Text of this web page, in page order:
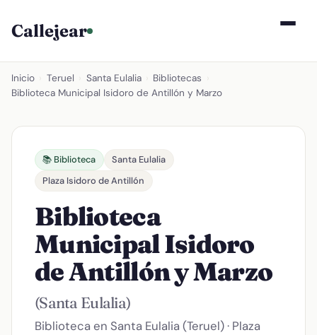
Callejear
Inicio Teruel Santa Eulalia Bibliotecas
Biblioteca Municipal Isidoro de Antillón y Marzo
📚 Biblioteca
Santa Eulalia
Plaza Isidoro de Antillón
Biblioteca
Municipal Isidoro
de Antillón y Marzo
(Santa Eulalia)
Biblioteca en Santa Eulalia (Teruel) · Plaza